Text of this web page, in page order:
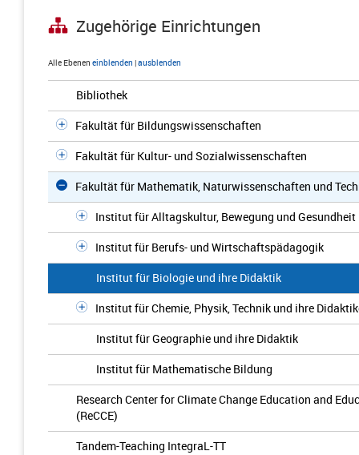
Zugehörige Einrichtungen
Alle Ebenen einblenden |ausblenden
Bibliothek
Fakultät für Bildungswissenschaften
Fakultät für Kultur- und Sozialwissenschaften
Fakultät für Mathematik, Naturwissenschaften und
Institut für Alltagskultur, Bewegung und Gesundheit
Institut für Berufs- und Wirtschaftspädagogik
Institut für Biologie und ihre Didaktik
Institut für Chemie, Physik, Technik und ihre
Institut für Geographie und ihre Didaktik
Institut für Mathematische Bildung
Research Center for Climate Change Education and
(ReCCE)
Tandem-Teaching IntegraL-TT